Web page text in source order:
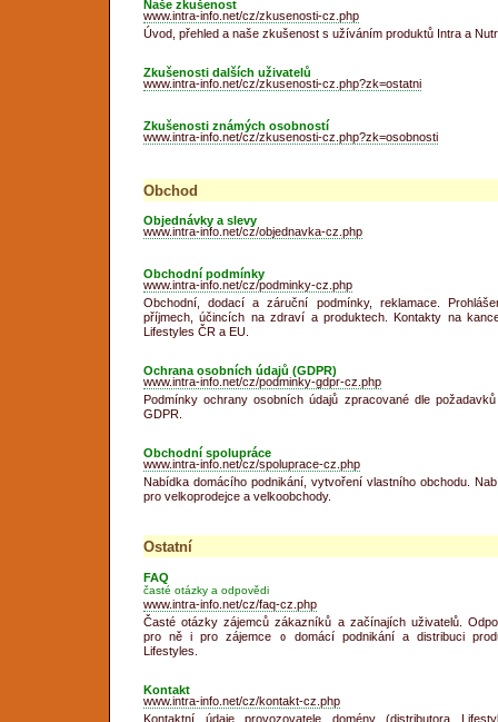
Naše zkušenost
www.intra-info.net/cz/zkusenosti-cz.php
Úvod, přehled a naše zkušenost s užíváním produktů Intra a
Zkušenosti dalších uživatelů
www.intra-info.net/cz/zkusenosti-cz.php?zk=ostatni
Zkušenosti známých osobností
www.intra-info.net/cz/zkusenosti-cz.php?zk=osobnosti
Obchod
Objednávky a slevy
www.intra-info.net/cz/objednavka-cz.php
Obchodní podmínky
www.intra-info.net/cz/podminky-cz.php
Obchodní, dodací a záruční podmínky, reklamace.
příjmech, účincích na zdraví a produktech. Kontakty na
Lifestyles ČR a EU.
Ochrana osobních údajů (GDPR)
www.intra-info.net/cz/podminky-gdpr-cz.php
Podmínky ochrany osobních údajů zpracované dle
GDPR.
Obchodní spolupráce
www.intra-info.net/cz/spoluprace-cz.php
Nabídka domácího podnikání, vytvoření vlastního obchodu.
pro velkoprodejce a velkoobchody.
Ostatní
FAQ
časté otázky a odpovědi
www.intra-info.net/cz/faq-cz.php
Časté otázky zájemců zákazníků a začínajích uživatelů.
pro ně i pro zájemce o domácí podnikání a distribuci
Lifestyles.
Kontakt
www.intra-info.net/cz/kontakt-cz.php
Kontaktní údaje provozovatele domény (distributora